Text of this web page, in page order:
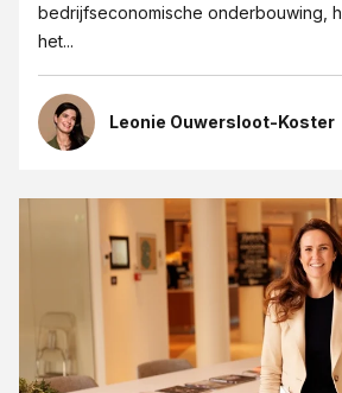
bedrijfseconomische onderbouwing,
het...
Leonie Ouwersloot-Koster